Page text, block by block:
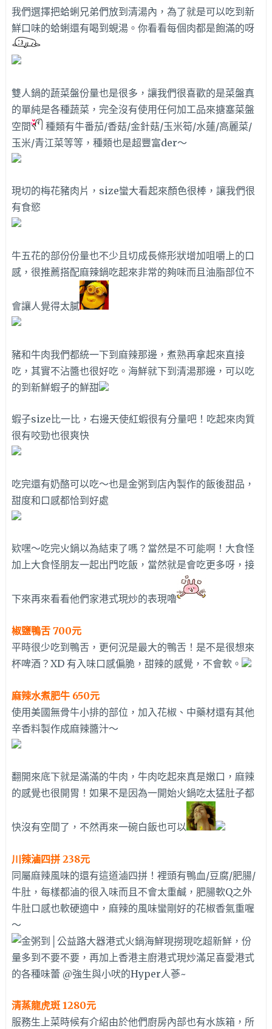
我們選擇把蛤蜊兄弟們放到清湯內，為了就是可以吃到新
鮮口味的蛤蜊還有喝到蜆湯。你看看每個肉都是飽滿的呀
雙人鍋的蔬菜盤份量也是很多，讓我們很喜歡的是菜盤真
的單純是各種蔬菜，完全沒有使用任何加工品來搪塞菜盤
空間
種類有牛番茄/香菇/金針菇/玉米筍/水蓮/高麗菜/
玉米/青江菜等等，種類也是超豐富der～
現切的梅花豬肉片，size蠻大看起來顏色很棒，讓我們很
有食慾
牛五花的部份份量也不少且切成長條形狀增加咀嚼上的口
感，很推薦搭配麻辣鍋吃起來非常的夠味而且油脂部位不
會讓人覺得太膩
豬和牛肉我們都統一下到麻辣那邊，煮熟再拿起來直接
吃，其實不沾醬也很好吃。海鮮就下到清湯那邊，可以吃
的到新鮮蝦子的鮮甜
蝦子size比一比，右邊天使紅蝦很有分量吧！吃起來肉質
很有咬勁也很爽快
吃完還有奶酪可以吃～也是金粥到店內製作的飯後甜品，
甜度和口感都恰到好處
欵嘿～吃完火鍋以為結束了嗎？當然是不可能啊！大食怪
加上大食怪朋友一起出門吃飯，當然就是會吃更多呀，接
下來再來看看他們家港式現炒的表現嚕
椒鹽鴨舌 700元
平時很少吃到鴨舌，更何況是最大的鴨舌！是不是很想來
杯啤酒？XD 有入味口感偏脆，甜辣的感覺，不會軟。
麻辣水煮肥牛 650元
使用美國無骨牛小排的部位，加入花椒、中藥材還有其他
辛香料製作成麻辣醬汁～
翻開來底下就是滿滿的牛肉，牛肉吃起來真是嫩口，麻辣
的感覺也很開胃！如果不是因為一開始火鍋吃太猛肚子都
快沒有空間了，不然再來一碗白飯也可以
川辣滷四拼 238元
同屬麻辣風味的還有這道滷四拼！裡頭有鴨血/豆腐/肥腸/
牛肚，每樣都滷的很入味而且不會太重鹹，肥腸軟Q之外
牛肚口感也軟硬適中，麻辣的風味蠻剛好的花椒香氣重喔
～
清蒸龍虎斑 1280元
服務生上菜時候有介紹由於他們廚房內部也有水族箱，所